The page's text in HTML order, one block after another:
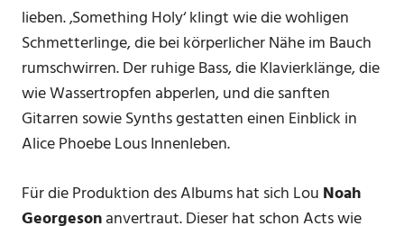
lieben. ‚Something Holy‘ klingt wie die wohligen
Schmetterlinge, die bei körperlicher Nähe im Bauch
rumschwirren. Der ruhige Bass, die Klavierklänge, die
wie Wassertropfen abperlen, und die sanften
Gitarren sowie Synths gestatten einen Einblick in
Alice Phoebe Lous Innenleben.
Für die Produktion des Albums hat sich Lou Noah
Georgesonanvertraut. Dieser hat schon Acts wie